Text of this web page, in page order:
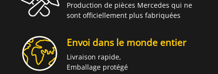
Production de pièces Mercedes qui ne
sont officiellement plus fabriquées
Envoi dans le monde entier
Livraison rapide,
Emballage protégé